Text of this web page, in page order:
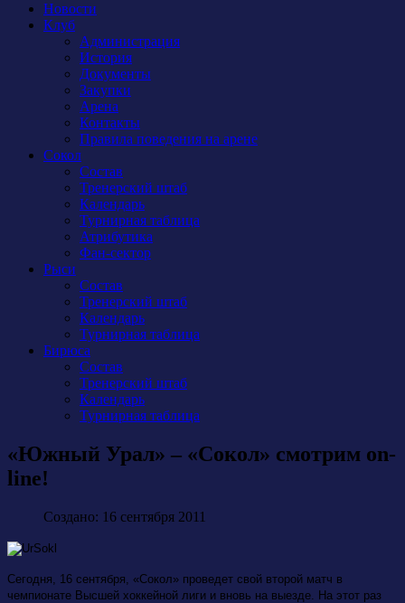
Новости
Клуб
Администрация
История
Документы
Закупки
Арена
Контакты
Правила поведения на арене
Сокол
Состав
Тренерский штаб
Календарь
Турнирная таблица
Атрибутика
Фан-сектор
Рыси
Состав
Тренерский штаб
Календарь
Турнирная таблица
Бирюса
Состав
Тренерский штаб
Календарь
Турнирная таблица
«Южный Урал» – «Сокол» смотрим on-
line!
Создано: 16 сентября 2011
Сегодня, 16 сентября, «Сокол» проведет свой второй матч в
чемпионате Высшей хоккейной лиги и вновь на выезде. На этот раз